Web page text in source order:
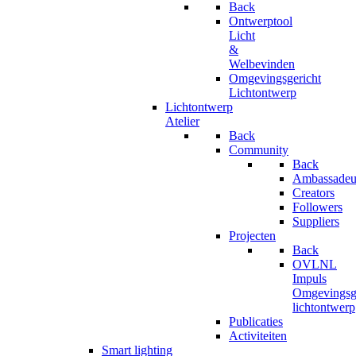
Back
Ontwerptool
Licht
&
Welbevinden
Omgevingsgericht
Lichtontwerp
Lichtontwerp
Atelier
Back
Community
Back
Creators
Followers
Suppliers
Projecten
Back
OVLNL
Impuls
lichtontwerp
Publicaties
Activiteiten
Smart lighting